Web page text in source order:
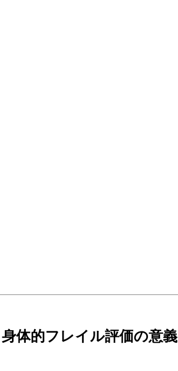
体的フレイル評価の意義